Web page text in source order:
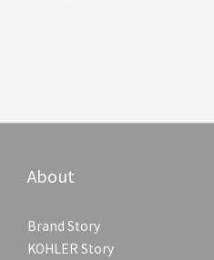
About
Brand Story
KOHLER Story